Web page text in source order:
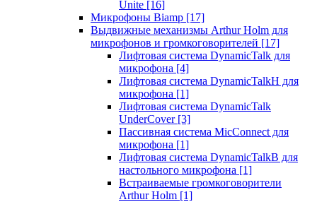
Unite [16]
Микрофоны Biamp [17]
Выдвижные механизмы Arthur Holm для
микрофонов и громкоговорителей [17]
Лифтовая система DynamicTalk для
микрофона [4]
Лифтовая система DynamicTalkH для
микрофона [1]
Лифтовая система DynamicTalk
UnderCover [3]
Пассивная система MicConnect для
микрофона [1]
Лифтовая система DynamicTalkB для
настольного микрофона [1]
Встраиваемые громкоговорители
Arthur Holm [1]